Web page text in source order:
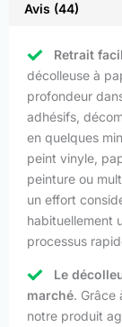
Avis (44)
Retrait
décolleuse à
profondeur
adhésifs,
en quelques
peint vinyle,
peinture ou
un effort
habituellement
processus
Le
marché. Grâce
notre produit